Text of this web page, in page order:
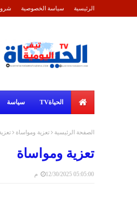
الرئيسية سياسة الخصوصية
الحياةTV سياسة
الصفحة الرئيسية تعزية ومواساة
تعزية ومواساة
12/30/2025 05:05:00 م